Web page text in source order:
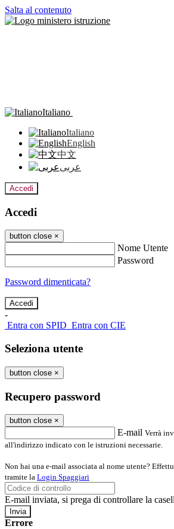
Salta al contenuto
Italiano
Italiano
English
中文
عربى
Accedi
Accedi
button close ×
Nome Utente
Password
Password dimenticata?
-
Entra con SPID Entra con CIE
Seleziona utente
button close ×
Recupero password
button close ×
E-mail Verrà
all'indirizzo indicato con le istruzioni necessarie.
Non hai una e-mail associata al nome utente?
tramite la Login Spaggiari
E-mail inviata, si prega di controllare la
Errore